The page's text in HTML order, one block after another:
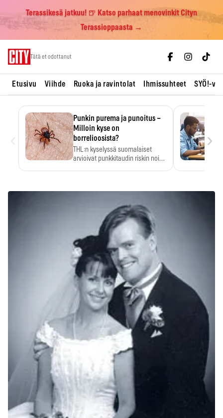
Terassikesä jatkuu! 🍺 Katso parhaat menovinkit Cityn
Terassioppaasta →
Tätä et odottanut
Etusivu Viihde Ruoka ja ravintolat Ihmissuhteet SYÖ!-
Punkin purema ja punoitus –
Milloin kyse on
borrelioosista?
THL:n kyselyssä suomalaiset
arvioivat punkkitaudin riskin noin
›